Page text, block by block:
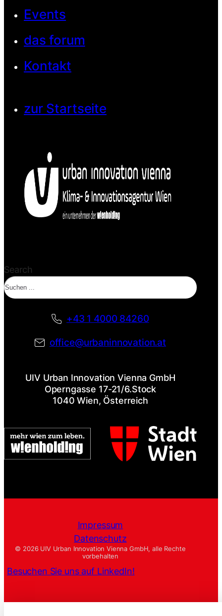
Events
das forum
Kontakt
zur Startseite
Search
+43 1 4000 84260
office@urbaninnovation.at
UIV Urban Innovation Vienna GmbH
Operngasse 17-21/6.Stock
1040 Wien, Österreich
Impressum
Datenschutz
© 2026 UIV Urban Innovation Vienna GmbH, alle Rechte
vorbehalten
Besuchen Sie uns auf LinkedIn!